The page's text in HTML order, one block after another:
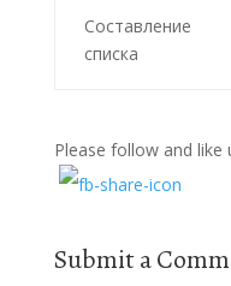
Составление
списка
Please follow and like
Submit a